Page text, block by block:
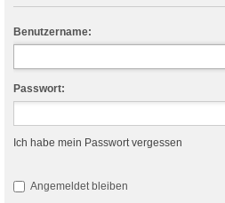
Benutzername:
Passwort:
Ich habe mein Passwort vergessen
Angemeldet bleiben